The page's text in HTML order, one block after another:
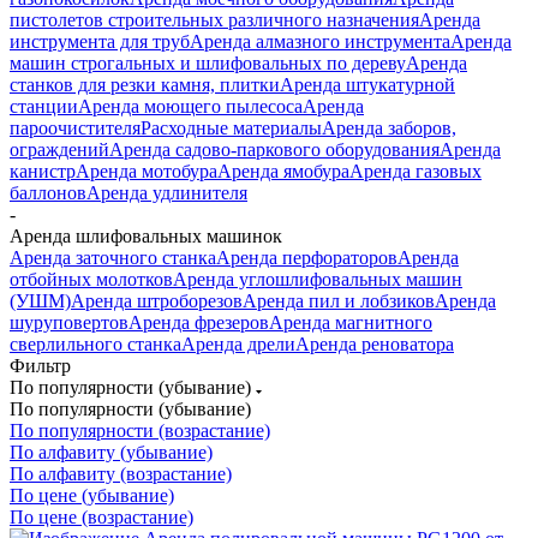
пистолетов строительных различного назначенияАренда
инструмента для трубАренда алмазного инструментаАренда
машин строгальных и шлифовальных по деревуАренда
станков для резки камня, плиткиАренда штукатурной
станцииАренда моющего пылесосаАренда
пароочистителяРасходные материалыАренда заборов,
огражденийАренда садово-паркового оборудованияАренда
канистрАренда мотобураАренда ямобураАренда газовых
баллоновАренда удлинителя
-
Аренда шлифовальных машинок
Аренда заточного станкаАренда перфораторовАренда
отбойных молотковАренда углошлифовальных машин
(УШМ)Аренда штроборезовАренда пил и лобзиковАренда
шуруповертовАренда фрезеровАренда магнитного
сверлильного станкаАренда дрелиАренда реноватора
Фильтр
По популярности (убывание)
По популярности (убывание)
По популярности (возрастание)
По алфавиту (убывание)
По алфавиту (возрастание)
По цене (убывание)
По цене (возрастание)